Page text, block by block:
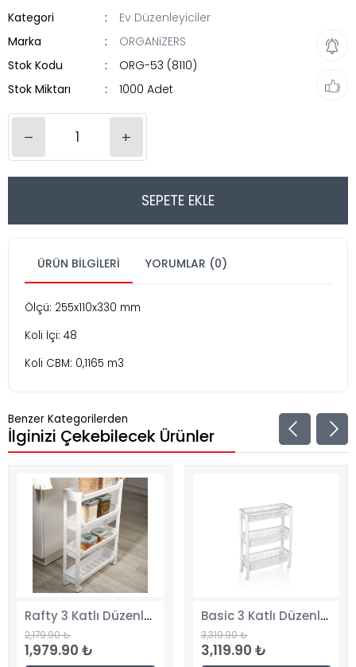
Kategori
Ev Düzenleyiciler
Marka
ORGANiZERS
Stok Kodu
ORG-53 (8110)
Stok Miktarı
1000 Adet
– +
SEPETE EKLE
ÜRÜN BILGILERI YORUMLAR (0)
Ölçü: 255x110x330 mm
Koli İçi: 48
Koli CBM: 0,1165 m3
Benzer Kategorilerden
İlginizi Çekebilecek Ürünler
Rafty 3 Katlı Düzenleyici
2,179.90 ₺
1,979.90 ₺
Basic 3 Katlı Düzenleyici
3,319.90 ₺
3,119.90 ₺